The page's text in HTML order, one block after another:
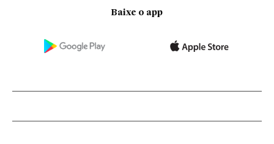
Baixe o app